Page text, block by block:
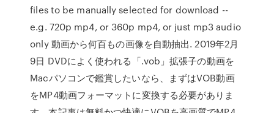
files to be manually selected for download --
e.g. 720p mp4, or 360p mp4, or just mp3 audio
only 動画から何百もの画像を自動抽出. 2019年2月
9日 DVDによく使われる「.vob」拡張子の動画を
Macパソコンで鑑賞したいなら、まずはVOB動画
をMP4動画フォーマットに変換する必要がありま